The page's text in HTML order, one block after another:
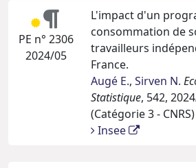
PE n° 2306
2024/05
L'impact d'un
consommation de
travailleurs
France.
Augé E., Sirven N.
Statistique, 542,
(Catégorie 3 -
Insee